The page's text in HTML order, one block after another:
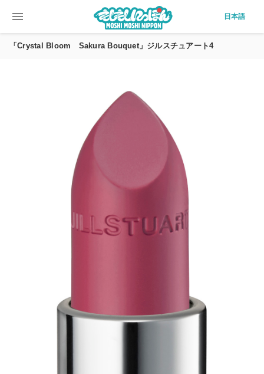
menu 日本語
「Crystal Bloom Sakura Bouquet」ジルスチュアート4